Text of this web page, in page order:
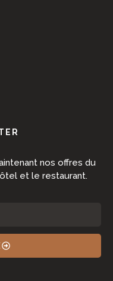
nos offres du
et le restaurant.